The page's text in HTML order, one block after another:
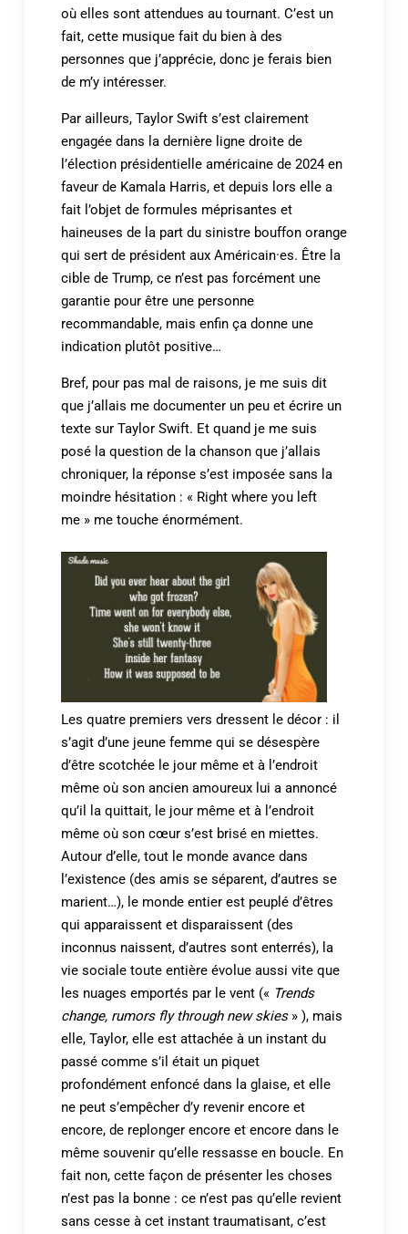
où elles sont attendues au tournant. C’est un
fait, cette musique fait du bien à des
personnes que j’apprécie, donc je ferais bien
de m’y intéresser.
Par ailleurs, Taylor Swift s’est clairement
engagée dans la dernière ligne droite de
l’élection présidentielle américaine de 2024 en
faveur de Kamala Harris, et depuis lors elle a
fait l’objet de formules méprisantes et
haineuses de la part du sinistre bouffon orange
qui sert de président aux Américain·es. Être la
cible de Trump, ce n’est pas forcément une
garantie pour être une personne
recommandable, mais enfin ça donne une
indication plutôt positive…
Bref, pour pas mal de raisons, je me suis dit
que j’allais me documenter un peu et écrire un
texte sur Taylor Swift. Et quand je me suis
posé la question de la chanson que j’allais
chroniquer, la réponse s’est imposée sans la
moindre hésitation : « Right where you left
me » me touche énormément.
Les quatre premiers vers dressent le décor : il
s’agit d’une jeune femme qui se désespère
d’être scotchée le jour même et à l’endroit
même où son ancien amoureux lui a annoncé
qu’il la quittait, le jour même et à l’endroit
même où son cœur s’est brisé en miettes.
Autour d’elle, tout le monde avance dans
l’existence (des amis se séparent, d’autres se
marient…), le monde entier est peuplé d’êtres
qui apparaissent et disparaissent (des
inconnus naissent, d’autres sont enterrés), la
vie sociale toute entière évolue aussi vite que
les nuages emportés par le vent (« Trends
change, rumors fly through new skies» ), mais
elle, Taylor, elle est attachée à un instant du
passé comme s’il était un piquet
profondément enfoncé dans la glaise, et elle
ne peut s’empêcher d’y revenir encore et
encore, de replonger encore et encore dans le
même souvenir qu’elle ressasse en boucle. En
fait non, cette façon de présenter les choses
n’est pas la bonne : ce n’est pas qu’elle revient
sans cesse à cet instant traumatisant, c’est